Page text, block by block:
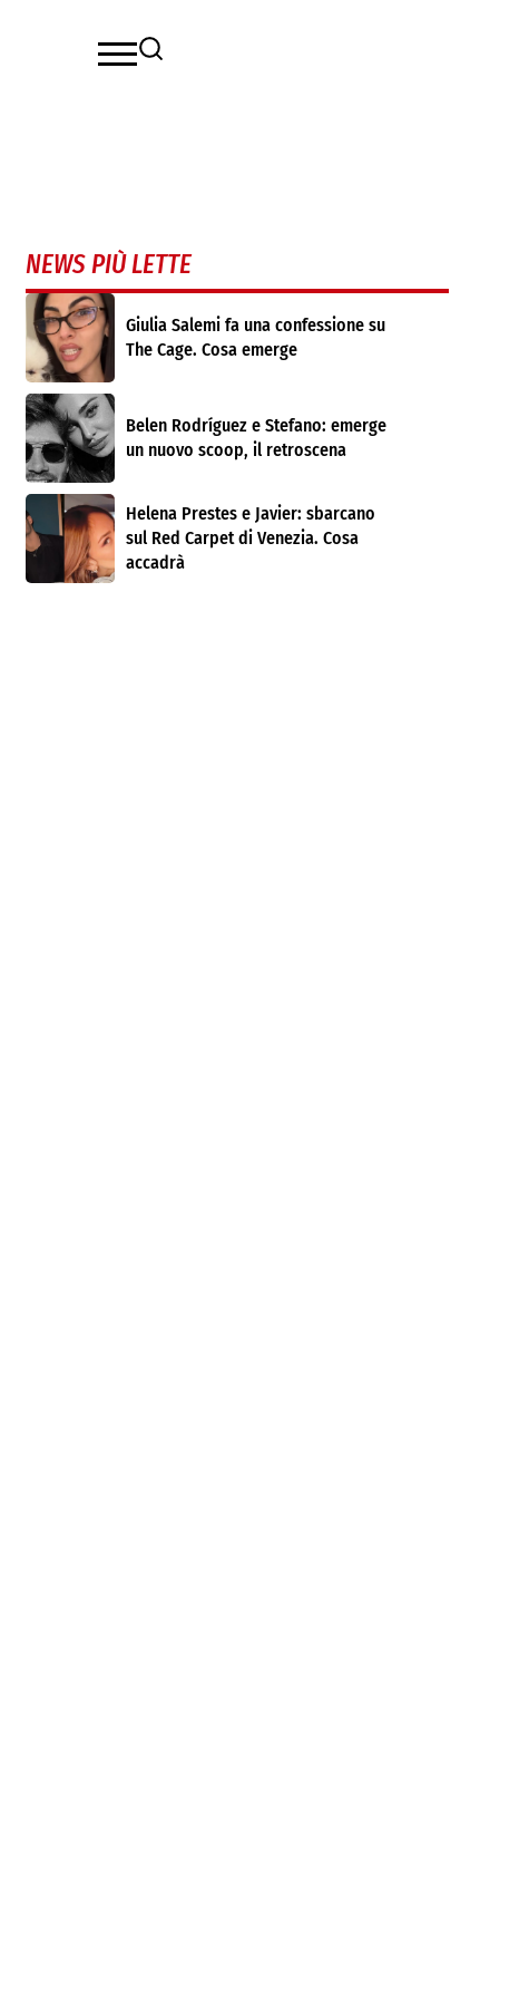
NEWS PIÙ LETTE
Giulia Salemi fa una confessione su
The Cage. Cosa emerge
Belen Rodríguez e Stefano: emerge
un nuovo scoop, il retroscena
Helena Prestes e Javier: sbarcano
sul Red Carpet di Venezia. Cosa
accadrà